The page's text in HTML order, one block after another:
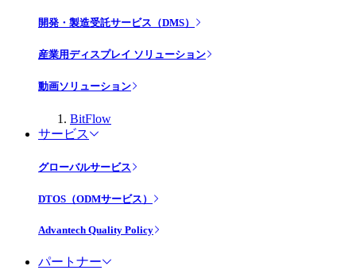
開発・製造受託サービス（DMS）
産業用ディスプレイ ソリューション
動画ソリューション
BitFlow
サービス
グローバルサービス
DTOS（ODMサービス）
Advantech Quality Policy
パートナー